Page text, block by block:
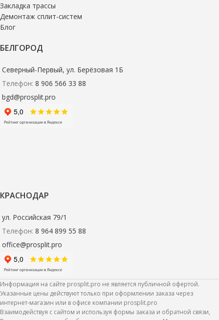
Закладка трассы
Демонтаж сплит-систем
Блог
БЕЛГОРОД
Северный-Первый, ул. Берёзовая 1Б
Телефон: 8 906 566 33 88
bgd@prosplit.pro
КРАСНОДАР
ул. Российская 79/1
Телефон: 8 964 899 55 88
office@prosplit.pro
Информация на сайте prosplit.pro не является публичной офертой.
Указанные цены действуют только при оформлении заказа через
интернет-магазин или в офисе компании prosplit.pro
Взаимодействуя с сайтом и используя формы заказа и обратной связи,